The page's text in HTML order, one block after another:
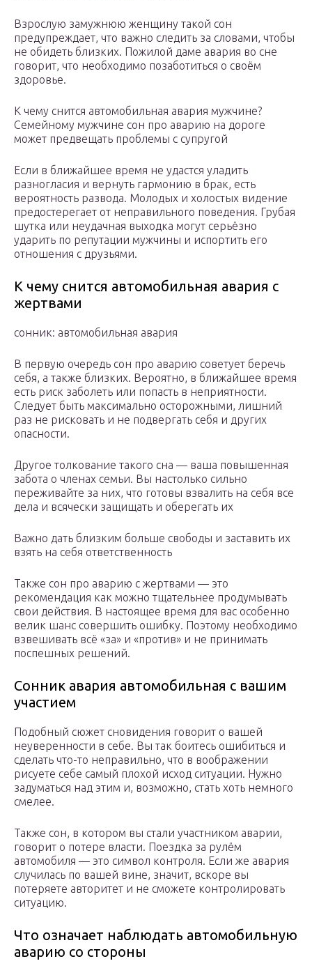
Взрослую замужнюю женщину такой сон
предупреждает, что важно следить за словами, чтобы
не обидеть близких. Пожилой даме авария во сне
говорит, что необходимо позаботиться о своём
здоровье.
К чему снится автомобильная авария мужчине?
Семейному мужчине сон про аварию на дороге
может предвещать проблемы с супругой
Если в ближайшее время не удастся уладить
разногласия и вернуть гармонию в брак, есть
вероятность развода. Молодых и холостых видение
предостерегает от неправильного поведения. Грубая
шутка или неудачная выходка могут серьёзно
ударить по репутации мужчины и испортить его
отношения с друзьями.
К чему снится автомобильная авария с
жертвами
сонник: автомобильная авария
В первую очередь сон про аварию советует беречь
себя, а также близких. Вероятно, в ближайшее время
есть риск заболеть или попасть в неприятности.
Следует быть максимально осторожными, лишний
раз не рисковать и не подвергать себя и других
опасности.
Другое толкование такого сна — ваша повышенная
забота о членах семьи. Вы настолько сильно
переживайте за них, что готовы взвалить на себя все
дела и всячески защищать и оберегать их
Важно дать близким больше свободы и заставить их
взять на себя ответственность
Также сон про аварию с жертвами — это
рекомендация как можно тщательнее продумывать
свои действия. В настоящее время для вас особенно
велик шанс совершить ошибку. Поэтому необходимо
взвешивать всё «за» и «против» и не принимать
поспешных решений.
Сонник авария автомобильная с вашим
участием
Подобный сюжет сновидения говорит о вашей
неуверенности в себе. Вы так боитесь ошибиться и
сделать что-то неправильно, что в воображении
рисуете себе самый плохой исход ситуации. Нужно
задуматься над этим и, возможно, стать хоть немного
смелее.
Также сон, в котором вы стали участником аварии,
говорит о потере власти. Поездка за рулём
автомобиля — это символ контроля. Если же авария
случилась по вашей вине, значит, вскоре вы
потеряете авторитет и не сможете контролировать
ситуацию.
Что означает наблюдать автомобильную
аварию со стороны